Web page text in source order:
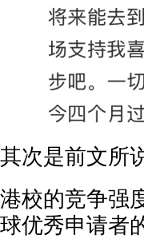
其次是前文所
港校的竞争强
球优秀申请者